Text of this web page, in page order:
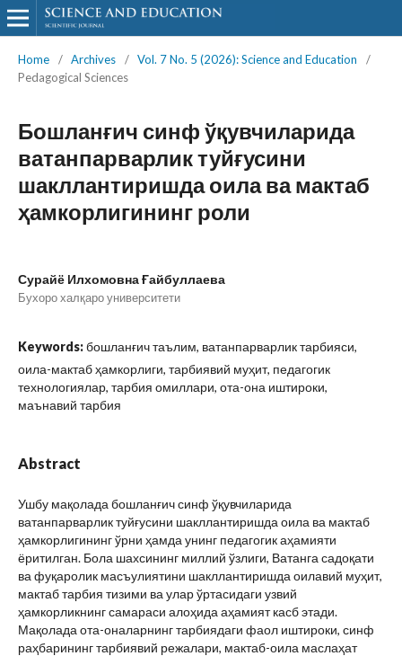
Home / Archives / Vol. 7 No. 5 (2026): Science and Education
/
Pedagogical Sciences
Бошланғич синф ўқувчиларида
ватанпарварлик туйғусини
шакллантиришда оила ва мактаб
ҳамкорлигининг роли
Сурайё Илхомовна Ғайбуллаева
Бухоро халқаро университети
Keywords:бошланғич таълим, ватанпарварлик тарбияси,
оила-мактаб ҳамкорлиги, тарбиявий муҳит, педагогик
технологиялар, тарбия омиллари, ота-она иштироки,
маънавий тарбия
Abstract
Ушбу мақолада бошланғич синф ўқувчиларида
ватанпарварлик туйғусини шакллантиришда оила ва мактаб
ҳамкорлигининг ўрни ҳамда унинг педагогик аҳамияти
ёритилган. Бола шахсининг миллий ўзлиги, Ватанга садоқати
ва фуқаролик масъулиятини шакллантиришда оилавий муҳит,
мактаб тарбия тизими ва улар ўртасидаги узвий
ҳамкорликнинг самараси алоҳида аҳамият касб этади.
Мақолада ота-оналарнинг тарбиядаги фаол иштироки, синф
раҳбарининг тарбиявий режалари, мактаб-оила маслаҳат